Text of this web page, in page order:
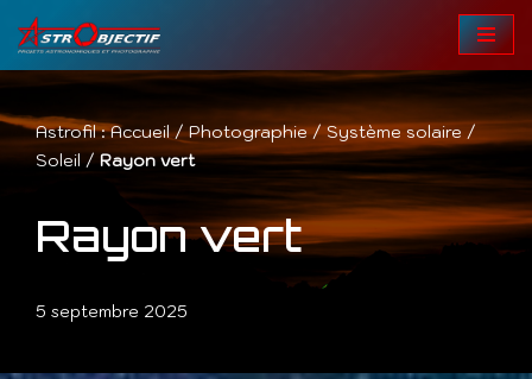
contenu
Astrofil :Accueil/Photographie/Système solaire /
Soleil/Rayon vert
Rayon vert
5 septembre 2025